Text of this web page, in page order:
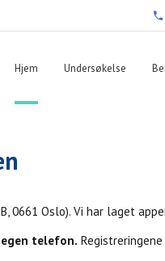
Hjem Undersøkelse
0661 Oslo). Vi har laget
telefon.